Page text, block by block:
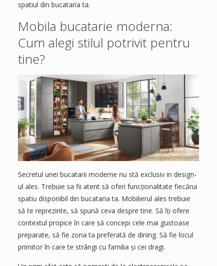
spatiul din bucataria ta.
Mobila bucatarie moderna:
Cum alegi stilul potrivit pentru
tine?
Secretul unei bucatarii moderne nu stă exclusiv in design-
ul ales. Trebuie sa fii atent să oferi funcționalitate fiecărui
spatiu disponibil din bucataria ta. Mobilierul ales trebuie
să te reprezinte, să spună ceva despre tine. Să îți ofere
contextul propice în care să concepi cele mai gustoase
preparate, să fie zona ta preferată de dining. Să fie locul
primitor în care te strângi cu familia și cei dragi.